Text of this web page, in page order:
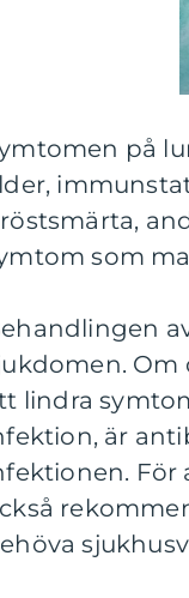
på
som
Om
lindra
är
För